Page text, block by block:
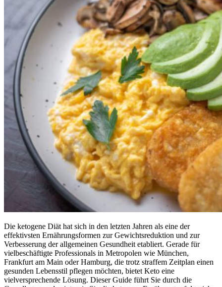
Die ketogene Diät hat sich in den letzten Jahren als eine der
effektivsten Ernährungsformen zur Gewichtsreduktion und zur
Verbesserung der allgemeinen Gesundheit etabliert. Gerade für
vielbeschäftigte Professionals in Metropolen wie München,
Frankfurt am Main oder Hamburg, die trotz straffem Zeitplan einen
gesunden Lebensstil pflegen möchten, bietet Keto eine
vielversprechende Lösung. Dieser Guide führt Sie durch die